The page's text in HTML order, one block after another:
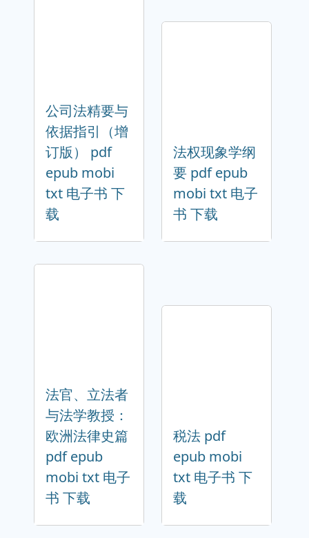
公司法精要与
依据指引（增
订版） pdf
epub mobi
txt 电子书 下
载
法权现象学纲
要 pdf epub
mobi txt 电子
书 下载
法官、立法者
与法学教授：
欧洲法律史篇
pdf epub
mobi txt 电子
书 下载
税法 pdf
epub mobi
txt 电子书 下
载